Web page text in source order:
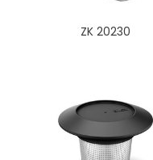
ZK 20230